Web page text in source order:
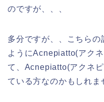
のですが、、、
多分ですが、、こちらの
ようにAcnepiatto(アク
て、Acnepiatto(アクネ
ている方なのかもしれま